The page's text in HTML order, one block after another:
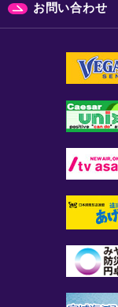
お問い合わせ